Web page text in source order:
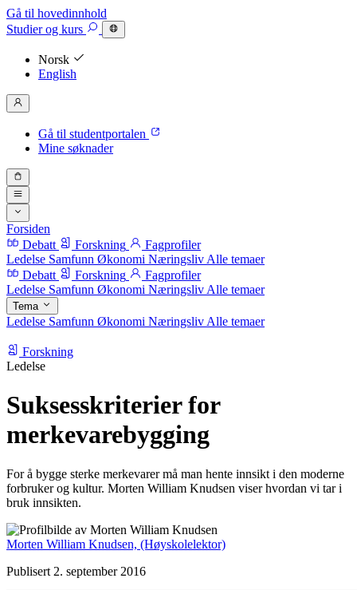
Gå til hovedinnhold
Studierog kurs
Norsk
English
Gå til studentportalen
Mine søknader
Forsiden
Debatt
Forskning
Fagprofiler
Ledelse Samfunn Økonomi Næringsliv Alle temaer
Debatt
Forskning
Fagprofiler
Ledelse Samfunn Økonomi Næringsliv Alle temaer
Tema
Ledelse Samfunn Økonomi Næringsliv Alle temaer
Forskning
Ledelse
Suksesskriterier for
merkevarebygging
For å bygge sterke merkevarer må man hente innsikt i den moderne
forbruker og kultur. Morten William Knudsen viser hvordan vi tar i
bruk innsikten.
Morten William Knudsen, (Høyskolelektor)
Publisert 2. september 2016